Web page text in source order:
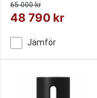
65 000 kr
48 790 kr
Jämför